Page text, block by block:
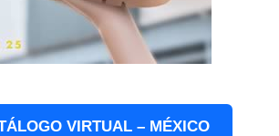
VIRTUAL – MÉXICO